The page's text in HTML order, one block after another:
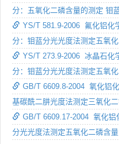
分：五氧化二磷含量的测定 钼
YS/T 581.9-2006 氟化铝化
分：钼蓝分光光度法测定五氧
YS/T 273.9-2006 冰晶石化
分：钼蓝分光光度法测定五氧
GB/T 6609.8-2004 氧化铝
基碳酰二肼光度法测定三氧化
GB/T 6609.17-2004 氧化铝
分光光度法测定五氧化二磷含量